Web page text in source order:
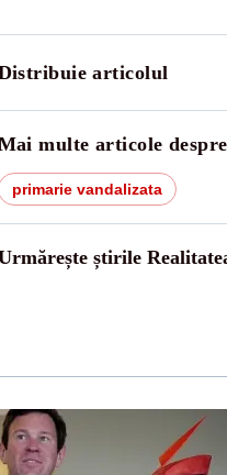
articolul
multe articole despre
primarie vandalizata
știrile